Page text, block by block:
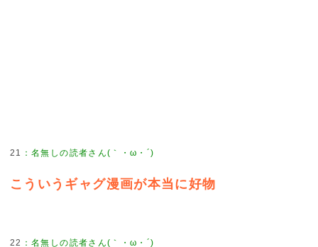
21 ：名無しの読者さん(｀・ω・´)
こういうギャグ漫画が本当に好物
22 ：名無しの読者さん(｀・ω・´)